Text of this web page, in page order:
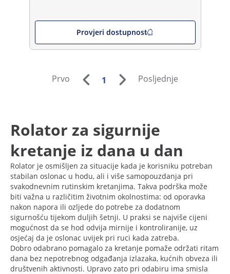
Provjeri dostupnost
Prvo 1 Posljednje
Rolator za sigurnije
kretanje iz dana u dan
Rolator je osmišljen za situacije kada je korisniku potreban
stabilan oslonac u hodu, ali i više samopouzdanja pri
svakodnevnim rutinskim kretanjima. Takva podrška može
biti važna u različitim životnim okolnostima: od oporavka
nakon napora ili ozljede do potrebe za dodatnom
sigurnošću tijekom duljih šetnji. U praksi se najviše cijeni
mogućnost da se hod odvija mirnije i kontroliranije, uz
osjećaj da je oslonac uvijek pri ruci kada zatreba.
Dobro odabrano pomagalo za kretanje pomaže održati ritam
dana bez nepotrebnog odgađanja izlazaka, kućnih obveza ili
društvenih aktivnosti. Upravo zato pri odabiru ima smisla